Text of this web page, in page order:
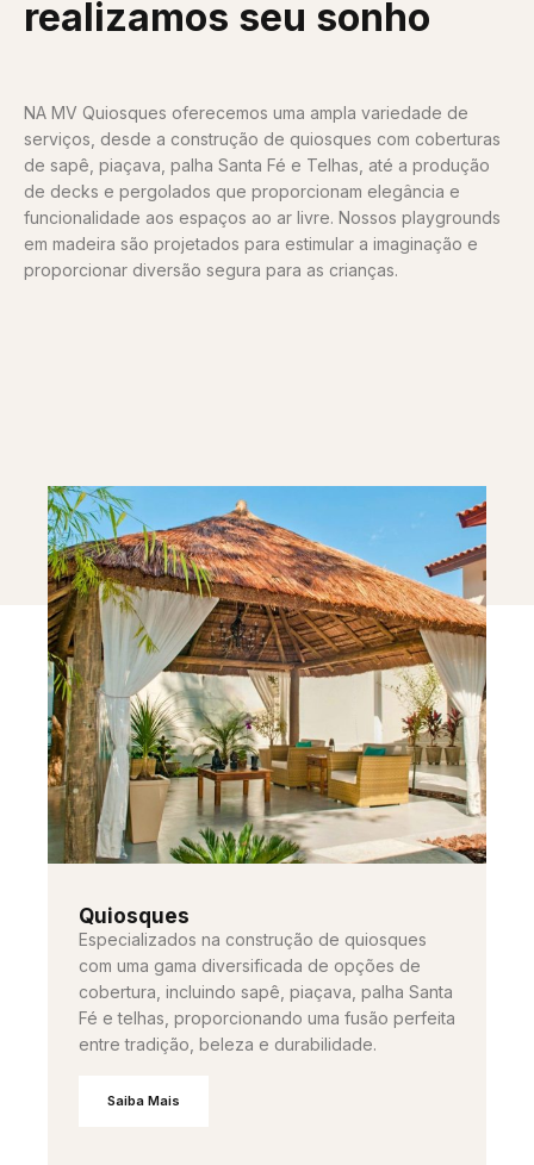
realizamos seu sonho
NA MV Quiosques oferecemos uma ampla variedade de
serviços, desde a construção de quiosques com coberturas
de sapê, piaçava, palha Santa Fé e Telhas, até a produção
de decks e pergolados que proporcionam elegância e
funcionalidade aos espaços ao ar livre. Nossos playgrounds
em madeira são projetados para estimular a imaginação e
proporcionar diversão segura para as crianças.
Quiosques
Especializados na construção de quiosques
com uma gama diversificada de opções de
cobertura, incluindo sapê, piaçava, palha Santa
Fé e telhas, proporcionando uma fusão perfeita
entre tradição, beleza e durabilidade.
Saiba Mais